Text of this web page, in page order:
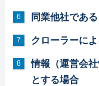
同業他社であ
クローラーに
情報（運営会
とする場合